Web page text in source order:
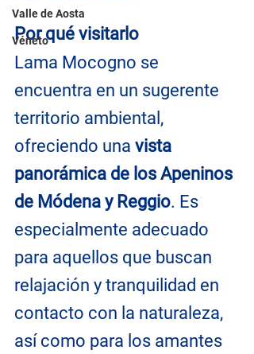
Valle de Aosta
Véneto
Por qué visitarlo
Lama Mocogno se
encuentra en un sugerente
territorio ambiental,
ofreciendo una vista
panorámica de los Apeninos
de Módena y Reggio. Es
especialmente adecuado
para aquellos que buscan
relajación y tranquilidad en
contacto con la naturaleza,
así como para los amantes